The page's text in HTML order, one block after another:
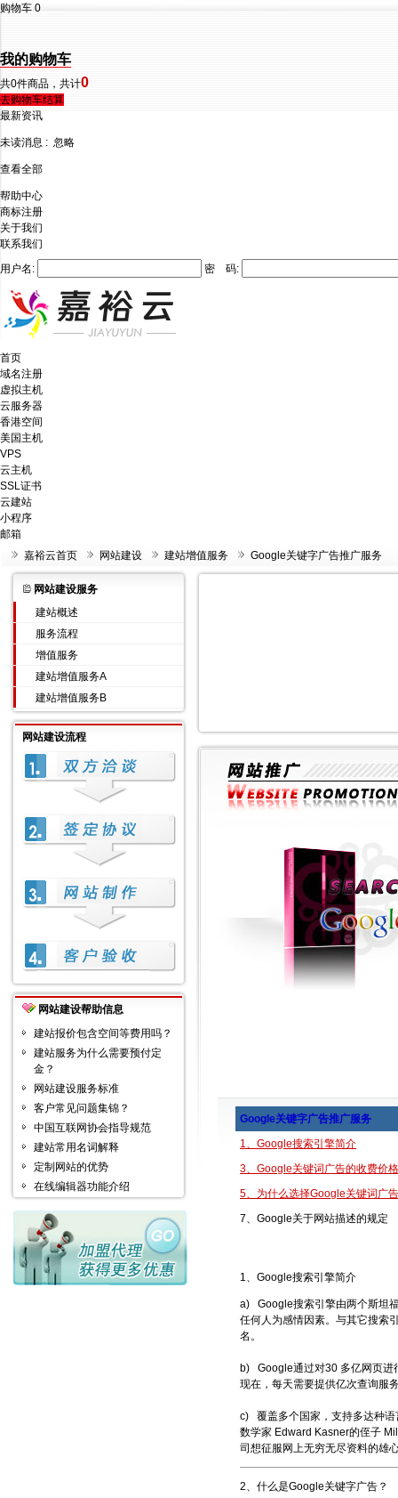
购物车 0
我的购物车
共0件商品，共计0
去购物车结算
最新资讯
未读消息 : 忽略
查看全部
帮助中心
商标注册
关于我们
联系我们
用户名:
密 码:
首页
域名注册
虚拟主机
云服务器
香港空间
美国主机
VPS
云主机
SSL证书
云建站
小程序
邮箱
嘉裕云首页
网站建设 建站增值服务 Google关键字广告推广服务
网站建设服务
建站概述
服务流程
增值服务
建站增值服务A
建站增值服务B
网站建设流程
网站建设帮助信息
建站报价包含空间等费用吗？
建站服务为什么需要预付定
金？
网站建设服务标准
客户常见问题集锦？
中国互联网协会指导规范
建站常用名词解释
定制网站的优势
在线编辑器功能介绍
Google关键字广告推广服务
1、Google搜索引擎简介
3、Google关键词广告的收费价
5、 为什么选择Google关键词广
7、Google关于网站描述的规定
1、Google搜索引擎简介
a) Google搜索引擎由两个斯坦
任何人为感情因素。与其它搜索
名。
b) Google通过对30 多亿网页进
现在，每天需要提供亿次查询服
c) 覆盖多个国家，支持多达种语
数学家 Edward Kasner的侄子
司想征服网上无穷无尽资料的雄
2、什么是Google关键字广告？